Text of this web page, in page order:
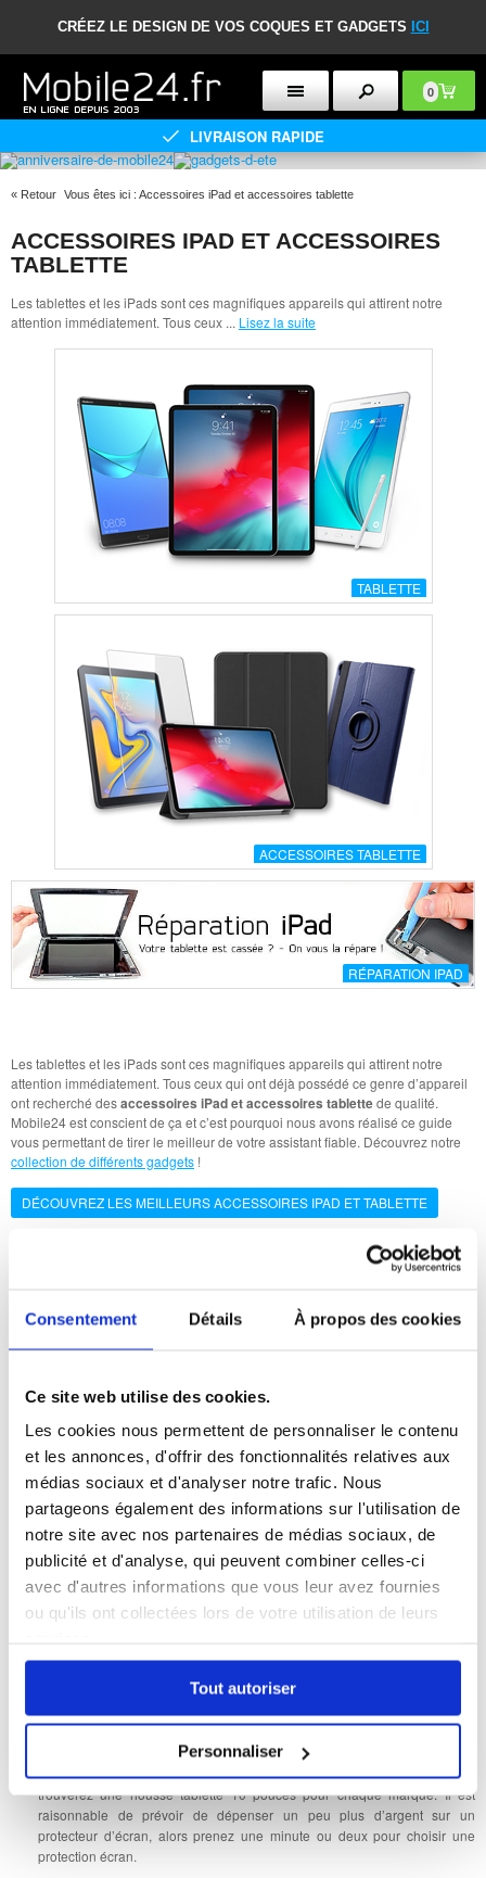
Consentement Détails À propos des cookies
Ce site web utilise des cookies.
Les cookies nous permettent de personnaliser le contenu
et les annonces, d'offrir des fonctionnalités relatives aux
médias sociaux et d'analyser notre trafic. Nous
partageons également des informations sur l'utilisation de
notre site avec nos partenaires de médias sociaux, de
publicité et d'analyse, qui peuvent combiner celles-ci
avec d'autres informations que vous leur avez fournies
ou qu'ils ont collectées lors de votre utilisation de leurs
Tout autoriser
Personnaliser
CRÉEZ LE DESIGN DE VOS COQUES ET GADGETS ICI
0
LIVRAISON RAPIDE
« Retour Vous êtes ici : Accessoires iPad et accessoires tablette
ACCESSOIRES IPAD ET ACCESSOIRES
TABLETTE
Les tablettes et les iPads sont ces magnifiques appareils qui attirent notre
attention immédiatement. Tous ceux ... Lisez la suite
TABLETTE
ACCESSOIRES TABLETTE
RÉPARATION IPAD
Les tablettes et les iPads sont ces magnifiques appareils qui attirent notre
attention immédiatement. Tous ceux qui ont déjà possédé ce genre d’appareil
ont recherché desaccessoires iPad et accessoires tablettede qualité.
Mobile24 est conscient de ça et c’est pourquoi nous avons réalisé ce guide
vous permettant de tirer le meilleur de votre assistant fiable. Découvrez notre
collection de différents gadgets !
DÉCOUVREZ LES MEILLEURS ACCESSOIRES IPAD ET TABLETTE
Les 5 meilleurs accessoires iPad / tablette en 2019
les meilleurs accessoires
ouaccessoires tablette. Découvrez des produits
Support tablette et iPad : Si l’on imagine utiliser une tablette ou un iPad au
bureau ou à la maison, alors un support peut être une aide très utile. C’est
une très bonne solution pour faire plusieurs choses à la fois. Vous pouvez
garder un oeil sur vos réseaux sociaux ou simplement regarder Netflix tout
en faisant quelque chose d’autre.
Coques iPad et tablette
: Si l’écran de votre appareil s’est déjà brisé après
une chute, c’est le bon moment d’acheter une coque.
de nombreux câbles, chargeurs, et stations. Si vous vous demandez quel
câble ou chargeur vous devriez utiliser, vous trouverez la réponse ici, et
Housse tablette et iPad : Avec ça, vous offrirez une très bonne protection à
votre appareil sans impacter ses fonctionnalités. Parmi nos produits, vous
trouverez une housse tablette 10 pouces pour chaque marque. Il est
raisonnable de prévoir de dépenser un peu plus d’argent sur un
protecteur d’écran, alors prenez une minute ou deux pour choisir une
protection écran.